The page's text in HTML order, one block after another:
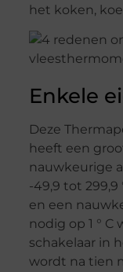
het koken,
Enkele
Deze
heeft een
nauwkeurige
-49,9 tot 299,9
en een
nodig op 1 °
schakelaar in
wordt na tien